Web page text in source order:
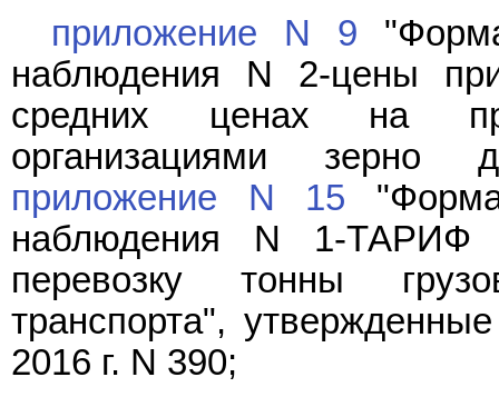
приложение N 9
наблюдения N 2-цены
средних ценах на
организациями зерно
приложение N 15 "Форма
наблюдения N 1-ТАРИФ
перевозку тонны
транспорта",
2016 г. N 390;